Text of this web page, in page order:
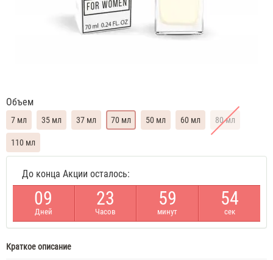
Объем
7 мл 35 мл 37 мл 70 мл 50 мл 60 мл 80 мл
110 мл
Herrera
Good
женские
7
До конца Акции осталось:
09
Дней
23
Часов
59
минут
54
сек
Краткое описание